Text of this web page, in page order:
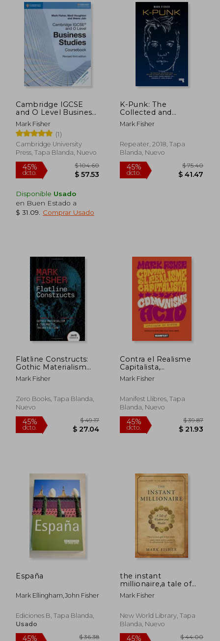
45%
dcto. $ 23.74
40%
dcto.
45%
dcto.
45%
dcto.
Cambridge IGCSE
and O Level Business
Studies Revised
Coursebook [With
CDROM] (en Inglés)
Mark Fisher
(1)
Cambridge University
Press, Tapa Blanda, Nuevo
45%
dcto.
Disponible Usado
en Buen Estado a
$ 31.09
Comprar Usado
K-Punk: The
Collected and
Unpublished Writings
of Mark Fisher (en
Mark Fisher
Repeater, 2018, Tapa
Blanda, Nuevo
45%
dcto.
Flatline Constructs:
Gothic Materialism
and Cybernetic
Theory-Fiction (en
Mark Fisher
Zero Books, Tapa Blanda,
Nuevo
Contra el Realisme
Capitalista,
Comunisme Acid (Cat)
Mark Fisher
Manifest Llibres, Tapa
Blanda, Nuevo
España
Mark Ellingham,John Fisher
Ediciones B, Tapa Blanda,
Usado
the instant
millionaire,a tale of
wisdom and wealth
(en Inglés)
Mark Fisher
New World Library, Tapa
Blanda, Nuevo